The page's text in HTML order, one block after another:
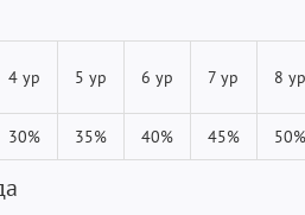
4 ур 5 ур 6 ур 7 ур 8 ур
30% 35% 40% 45% 50%